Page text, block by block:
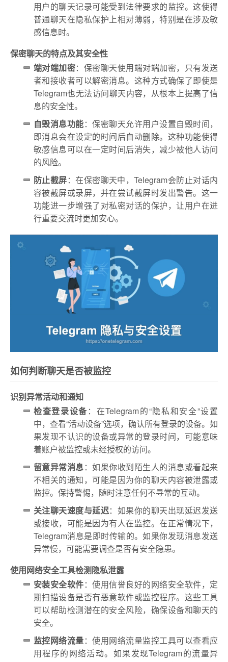
用户的聊天记录可能受到法律要求的监控。这使得
普通聊天在隐私保护上相对薄弱，特别是在涉及敏
感信息时。
保密聊天的特点及其安全性
端对端加密：保密聊天使用端对端加密，只有发送
者和接收者可以解密消息。这种方式确保了即使是
Telegram也无法访问聊天内容，从根本上提高了信
息的安全性。
自毁消息功能：保密聊天允许用户设置自毁时间，
即消息会在设定的时间后自动删除。这种功能使得
敏感信息可以在一定时间后消失，减少被他人访问
的风险。
防止截屏：在保密聊天中，Telegram会防止对话内
容被截屏或录屏，并在尝试截屏时发出警告。这一
功能进一步增强了对私密对话的保护，让用户在进
行重要交流时更加安心。
如何判断聊天是否被监控
识别异常活动和通知
检查登录设备：在Telegram的“隐私和安全”设置
中，查看“活动设备”选项，确认所有登录的设备。如
果发现不认识的设备或异常的登录时间，可能意味
着账户被监控或未经授权的访问。
留意异常消息：如果你收到陌生人的消息或看起来
不相关的通知，可能是因为你的聊天内容被泄露或
监控。保持警惕，随时注意任何不寻常的互动。
关注聊天速度与延迟：如果你的聊天出现延迟发送
或接收，可能是因为有人在监控。在正常情况下，
Telegram消息是即时传输的。如果你发现消息发送
异常慢，可能需要调查是否有安全隐患。
使用网络安全工具检测隐私泄露
安装安全软件：使用信誉良好的网络安全软件，定
期扫描设备是否有恶意软件或监控程序。这些工具
可以帮助检测潜在的安全风险，确保设备和聊天的
安全。
监控网络流量：使用网络流量监控工具可以查看应
用程序的网络活动。如果发现Telegram的流量异